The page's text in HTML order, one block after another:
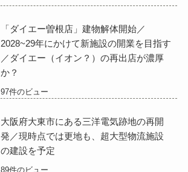
「ダイエー曽根店」建物解体開始／
2028~29年にかけて新施設の開業を目指す
／ダイエー（イオン？）の再出店が濃厚
か？
97件のビュー
大阪府大東市にある三洋電気跡地の再開
発／現時点では更地も、超大型物流施設
の建設を予定
89件のビュー